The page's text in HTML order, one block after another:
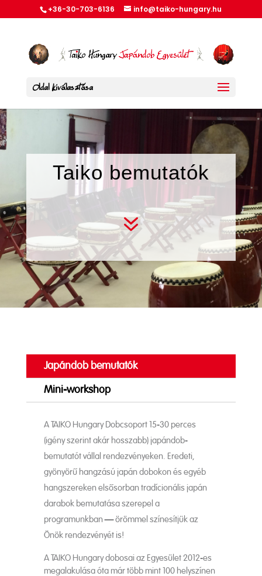
+36-30-703-6136 info@taiko-hungary.hu
Oldal kiválasztása
Taiko bemutatók
7
Japándob bemutatók
Mini-workshop
A TAIKO Hungary Dobcsoport 15-30 perces
(igény szerint akár hosszabb) japándob-
bemutatót vállal rendezvényeken. Eredeti,
gyönyörű hangzású japán dobokon és egyéb
hangszereken elsősorban tradícionális japán
darabok bemutatása szerepel a
programunkban – örömmel színesítjük az
Önök rendezvényét is!
A TAIKO Hungary dobosai az Egyesület 2012-es
megalakulása óta már több mint 100 helyszínen